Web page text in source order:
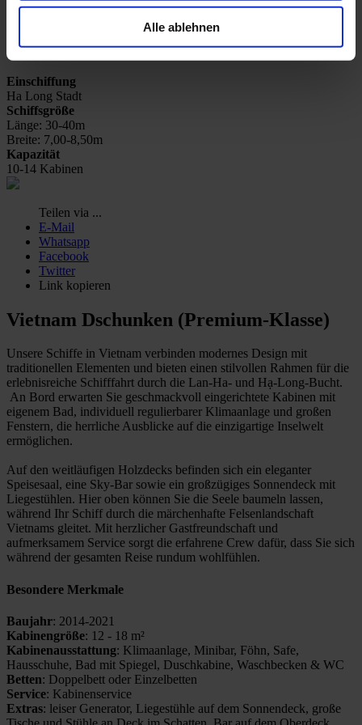
Alle ablehnen
Einschiffung
Ha Long Stadt
Schiffsgröße
Länge: 30-40m
Breite: 7,00-8,50m
Kapazität
10-14 Kabinen
Teilen via ...
E-Mail
Whatsapp
Facebook
Twitter
Link kopieren
Vietnam Dschunken (Premium-Klasse)
Unsere Schiffe in Vietnam verbinden modernes Design mit
traditionellen Elementen und bieten einen stilvollen Rahmen für die
erlebnisreiche Schifffahrt durch die Lan-Ha- und Hạ-Long-Bucht.
An Bord erwarten Sie geschmackvoll eingerichtete Kabinen mit
eigenem Bad, individuell regulierbarer Klimaanlage und großen
Fenstern, die herrliche Ausblicke auf die einzigartige Inselwelt
ermöglichen.
Auf den weitläufigen Holzdecks befinden sich ein eleganter
Speisesaal, eine Sky-Bar sowie ein großzügiges Sonnendeck mit
Liegestühlen. Hier oben können Sie die Seele baumeln lassen,
während Ihr Schiff durch die märchenhafte Felsenlandschaft
Vietnams gleitet. Mit herzlicher Gastfreundschaft und
aufmerksamem Service sorgt die erfahrene Crew dafür, dass Sie sich
während der gesamten Reise rundum wohlfühlen.
Besondere Merkmale
Baujahr: 2014-2021
Kabinengröße: 12 - 18 m²
Kabinenausstattung: Klimaanlage, Minibar, Föhn, Safe,
Hausschuhe, Bad mit Spiegel, Duschkabine, Waschbecken & WC
Betten: Doppelbett oder Einzelbetten
Service: Kabinenservice
Extras: leiser Generator, Liegestühle auf dem Sonnendeck, große